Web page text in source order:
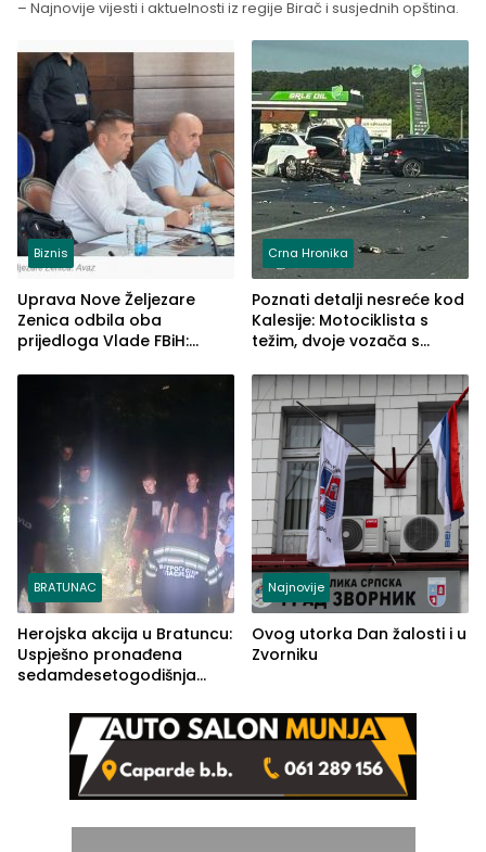
– Najnovije vijesti i aktuelnosti iz regije Birač i susjednih opština.
Biznis
Uprava Nove Željezare
Zenica odbila oba
prijedloga Vlade FBiH:
rješenje
Crna Hronika
Poznati detalji nesreće kod
Kalesije: Motociklista s
težim, dvoje vozača s
BRATUNAC
Herojska akcija u Bratuncu:
Uspješno pronađena
sedamdesetogodišnja
Kravice.
Najnovije
Ovog utorka Dan žalosti i u
Zvorniku